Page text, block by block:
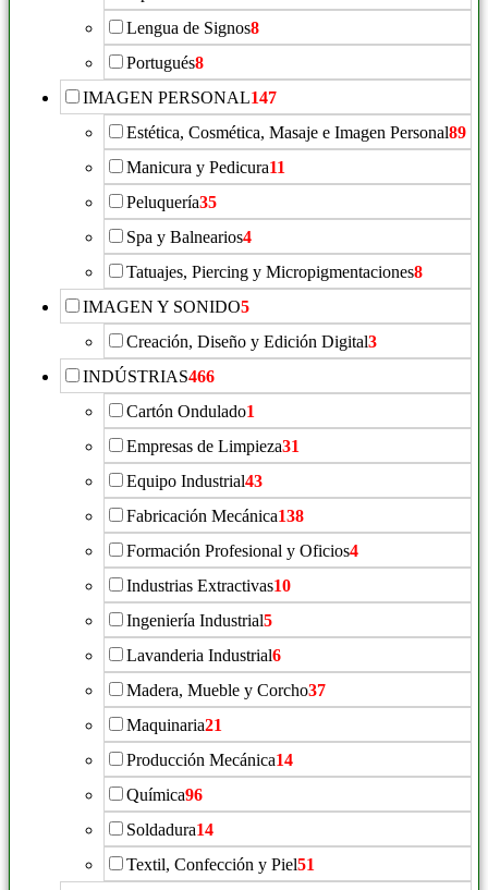
Lengua de Signos8
Portugués8
IMAGEN PERSONAL147
Estética, Cosmética, Masaje e Imagen Personal89
Manicura y Pedicura11
Peluquería35
Spa y Balnearios4
Tatuajes, Piercing y Micropigmentaciones8
IMAGEN Y SONIDO5
Creación, Diseño y Edición Digital3
INDÚSTRIAS466
Cartón Ondulado1
Empresas de Limpieza31
Equipo Industrial43
Fabricación Mecánica138
Formación Profesional y Oficios4
Industrias Extractivas10
Ingeniería Industrial5
Lavanderia Industrial6
Madera, Mueble y Corcho37
Maquinaria21
Producción Mecánica14
Química96
Soldadura14
Textil, Confección y Piel51